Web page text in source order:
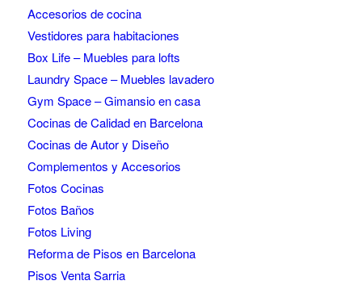
Accesorios de cocina
Vestidores para habitaciones
Box Life – Muebles para lofts
Laundry Space – Muebles lavadero
Gym Space – Gimansio en casa
Cocinas de Calidad en Barcelona
Cocinas de Autor y Diseño
Complementos y Accesorios
Fotos Cocinas
Fotos Baños
Fotos Living
Reforma de Pisos en Barcelona
Pisos Venta Sarria